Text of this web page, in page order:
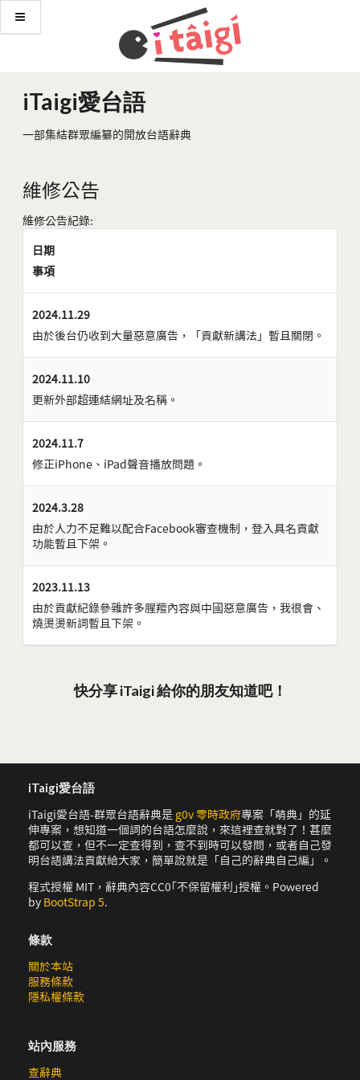
iTaigi愛台語
一部集結群眾編纂的開放台語辭典
維修公告
維修公告紀錄:
日期
事項
2024.11.29
由於後台仍收到大量惡意廣告，「貢獻新講法」暫且關閉。
2024.11.10
更新外部超連結網址及名稱。
2024.11.7
修正iPhone、iPad聲音播放問題。
2024.3.28
由於人力不足難以配合Facebook審查機制，登入具名貢獻
功能暫且下架。
2023.11.13
由於貢獻紀錄參雜許多腥羶內容與中國惡意廣告，我很會、
燒燙燙新詞暫且下架。
快分享 iTaigi 給你的朋友知道吧！
iTaigi愛台語
iTaigi愛台語-群眾台語辭典是 g0v 零時政府專案「萌典」的延
伸專案，想知道一個詞的台語怎麼說，來這裡查就對了！甚麼
都可以查，但不一定查得到，查不到時可以發問，或者自己發
明台語講法貢獻給大家，簡單說就是「自己的辭典自己編」。
程式授權 MIT，辭典內容CC0｢不保留權利｣授權。Powered
by BootStrap 5.
條款
關於本站
服務條款
隱私權條款
站內服務
查辭典